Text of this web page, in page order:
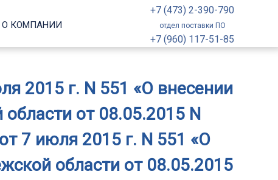
О КОМПАНИИ
+7 (473) 2-390-790
отдел поставки ПО
+7 (960) 117-51-85
2015 г. N 551 «О внесении
от 08.05.2015 N
7 июля 2015 г. N 551 «О
области от 08.05.2015